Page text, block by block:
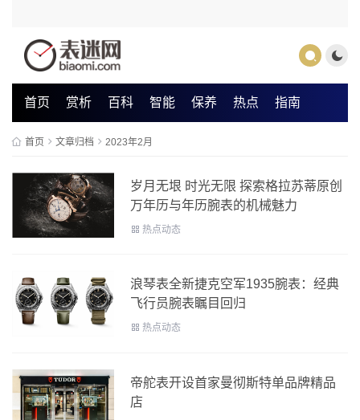
首页 赏析 百科 智能 保养 热点 指南
首页 文章归档 2023年2月
岁月无垠 时光无限 探索格拉苏蒂原创
万年历与年历腕表的机械魅力
热点动态
浪琴表全新捷克空军1935腕表：经典
飞行员腕表瞩目回归
热点动态
帝舵表开设首家曼彻斯特单品牌精品
店